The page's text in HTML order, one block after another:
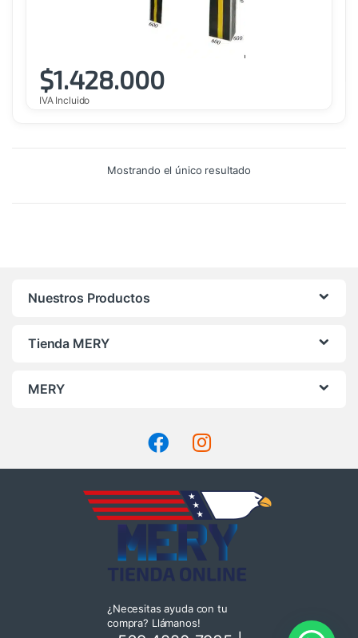
$1.428.000
IVA Incluido
Mostrando el único resultado
Nuestros Productos
Tienda MERY
MERY
¿Necesitas ayuda con tu
compra? Llámanos!